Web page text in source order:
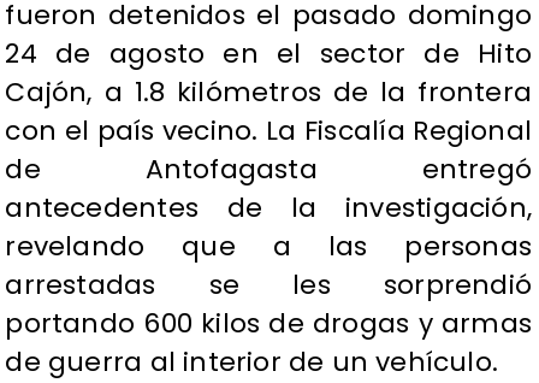
fueron detenidos el pasado domingo
24 de agosto en el sector de Hito
Cajón, a 1.8 kilómetros de la frontera
con el país vecino. La Fiscalía Regional
de Antofagasta entregó
antecedentes de la investigación,
revelando que a las personas
arrestadas se les sorprendió
portando 600 kilos de drogas y armas
de guerra al interior de un vehículo.